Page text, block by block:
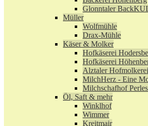
Glonntaler
Müller
Wolfmühle
Drax-Mühle
Käser & Molker
Hofkäserei
Hofkäserei
Alztaler Hofmolkerei
MilchHerz - Eine
Milchschafhof
Öl, Saft & mehr
Winklhof
Wimmer
Kreitmair